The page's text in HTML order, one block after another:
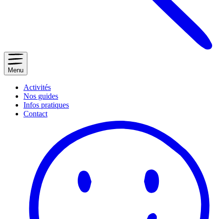
Menu
Activités
Nos guides
Infos pratiques
Contact